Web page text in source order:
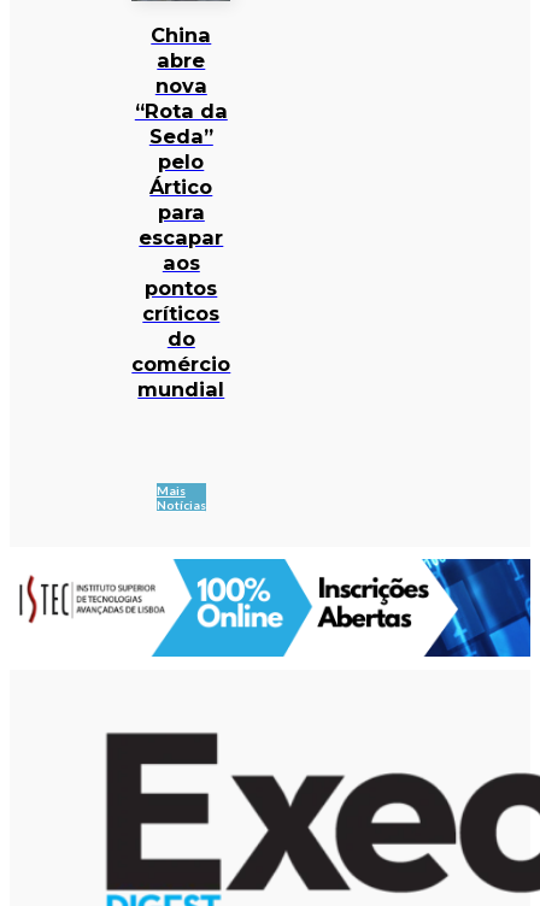
China
abre
nova
“Rota da
Seda”
pelo
Ártico
para
escapar
aos
pontos
críticos
do
comércio
mundial
Mais
Notícias